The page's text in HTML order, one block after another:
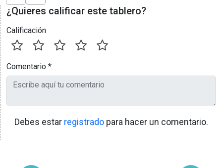
¿Quieres calificar este tablero?
Calificación
Comentario *
Debes estar registrado para hacer un comentario.